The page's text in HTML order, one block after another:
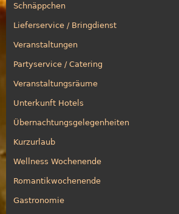
Schnäppchen
Lieferservice / Bringdienst
Veranstaltungen
Partyservice / Catering
Veranstaltungsräume
Unterkunft Hotels
Übernachtungsgelegenheiten
Kurzurlaub
Wellness Wochenende
Romantikwochenende
Gastronomie